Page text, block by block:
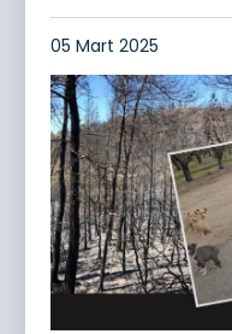
05 Mart 2025